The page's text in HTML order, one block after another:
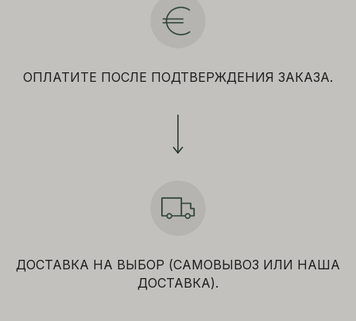
ОПЛАТИТЕ ПОСЛЕ ПОДТВЕРЖДЕНИЯ ЗАКАЗА.
ДОСТАВКА НА ВЫБОР (САМОВЫВОЗ ИЛИ НАША
ДОСТАВКА).